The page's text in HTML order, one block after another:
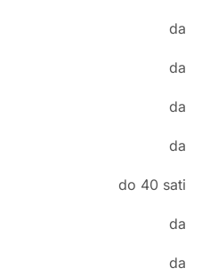
da
da
da
da
do 40 sati
da
da